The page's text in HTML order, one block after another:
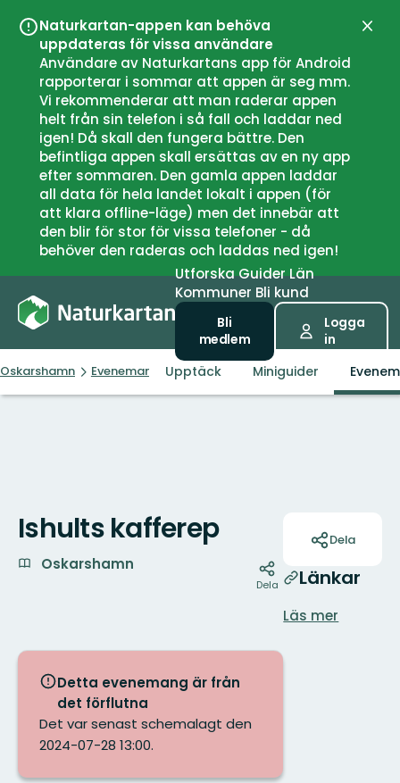
Naturkartan-appen kan behöva
uppdateras för vissa användare
Användare av Naturkartans app för Android
rapporterar i sommar att appen är seg mm.
Vi rekommenderar att man raderar appen
helt från sin telefon i så fall och laddar ned
igen! Då skall den fungera bättre. Den
befintliga appen skall ersättas av en ny app
efter sommaren. Den gamla appen laddar
all data för hela landet lokalt i appen (för
att klara offline-läge) men det innebär att
den blir för stor för vissa telefoner - då
behöver den raderas och laddas ned igen!
UtforskaGuiderLän
Kommuner Bli kund
Bli
medlem
Logga
in
Oskarshamn Evenemang Ishults kafferep
Upptäck Miniguider
Ishults kafferep
Oskarshamn
Dela
Detta evenemang är från
det förflutna
Det var senast schemalagt den
2024-07-28 13:00.
Dela
Länkar
Läs mer